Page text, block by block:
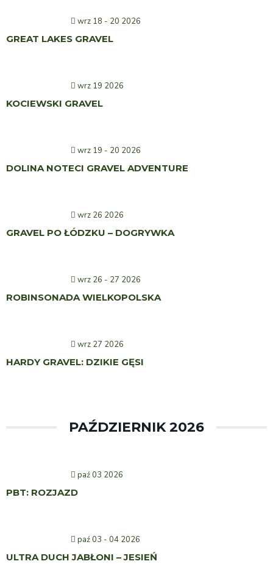
wrz 18 - 20 2026
GREAT LAKES GRAVEL
wrz 19 2026
KOCIEWSKI GRAVEL
wrz 19 - 20 2026
DOLINA NOTECI GRAVEL ADVENTURE
wrz 26 2026
GRAVEL PO ŁÓDZKU – DOGRYWKA
wrz 26 - 27 2026
ROBINSONADA WIELKOPOLSKA
wrz 27 2026
HARDY GRAVEL: DZIKIE GĘSI
PAŹDZIERNIK 2026
paź 03 2026
PBT: ROZJAZD
paź 03 - 04 2026
ULTRA DUCH JABŁONI – JESIEŃ